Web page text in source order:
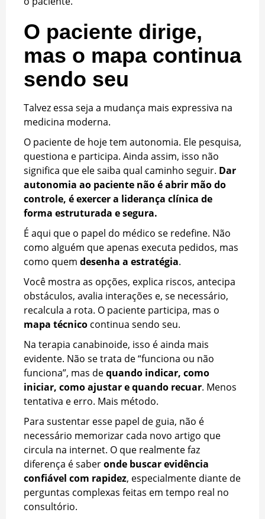
O paciente dirige,
mas o mapa continua
sendo seu
Talvez essa seja a mudança mais expressiva na
medicina moderna.
O paciente de hoje tem autonomia. Ele pesquisa,
questiona e participa. Ainda assim, isso não
significa que ele saiba qual caminho seguir. Dar
autonomia ao paciente não é abrir mão do
controle, é exercer a liderança clínica de
forma estruturada e segura.
É aqui que o papel do médico se redefine. Não
como alguém que apenas executa pedidos, mas
como quem desenha a estratégia.
Você mostra as opções, explica riscos, antecipa
obstáculos, avalia interações e, se necessário,
recalcula a rota. O paciente participa, mas o
mapa técnico continua sendo seu.
Na terapia canabinoide, isso é ainda mais
evidente. Não se trata de “funciona ou não
funciona”, mas dequando indicar, como
iniciar, como ajustar e quando recuar. Menos
tentativa e erro. Mais método.
Para sustentar esse papel de guia, não é
necessário memorizar cada novo artigo que
circula na internet. O que realmente faz
diferença é saberonde buscar evidência
confiável com rapidez, especialmente diante de
perguntas complexas feitas em tempo real no
consultório.